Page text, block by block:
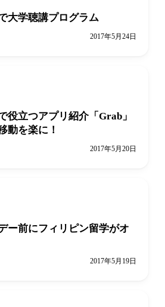
大学聴講プログラム
2017年5月24日
役立つアプリ紹介「Grab」
動を楽に！
2017年5月20日
ー前にフィリピン留学がオ
2017年5月19日